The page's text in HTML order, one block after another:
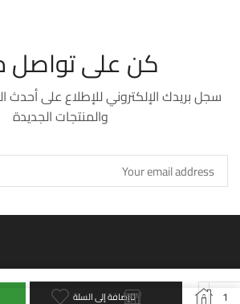
كن على تواصل
سجل بريدك الإلكتروني للإطلاع على
والمنتجات الجديدة
إضافة إلى السلة